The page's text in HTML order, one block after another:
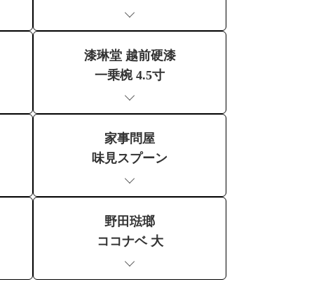
漆琳堂 越前硬漆
一乗椀 4.5寸
家事問屋
味見スプーン
野田琺瑯
ココナベ 大